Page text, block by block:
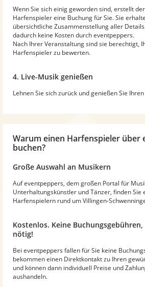
Wenn Sie sich einig geworden sind, erstellt
Harfenspieler eine Buchung für Sie. Sie
übersichtliche Zusammenstellung aller
dadurch keine Kosten durch eventpeppers.
Nach Ihrer Veranstaltung sind sie berechtigt,
Harfenspieler zu bewerten.
4. Live-Musik genießen
Lehnen Sie sich zurück und genießen Sie
Warum einen Harfenspieler über
buchen?
Große Auswahl an Musikern
Auf eventpeppers, dem großen Portal für
Unterhaltungskünstler und Tänzer, finden Sie
Harfenspielern rund um Villingen-
Kostenlos. Keine
nötig!
Bei eventpeppers fallen für Sie keine
bekommen einen Direktkontakt zu Ihren
und können dann individuell Preise und
aushandeln.